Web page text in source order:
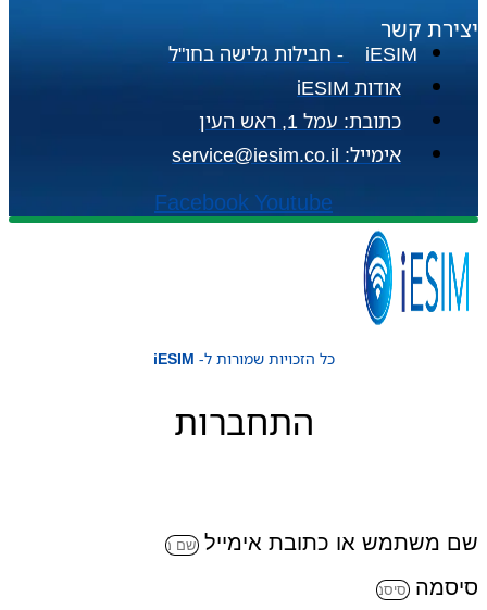
יצירת קשר
iESIM - חבילות גלישה בחו"ל
אודות iESIM
כתובת: עמל 1, ראש העין
אימייל: service@iesim.co.il
Facebook Youtube
כל הזכויות שמורות ל- iESIM
התחברות
שם משתמש או כתובת אימייל
סיסמה